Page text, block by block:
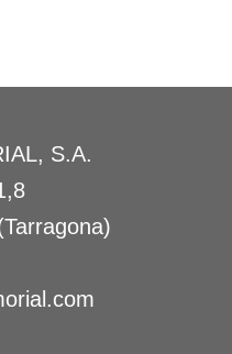
S.A.